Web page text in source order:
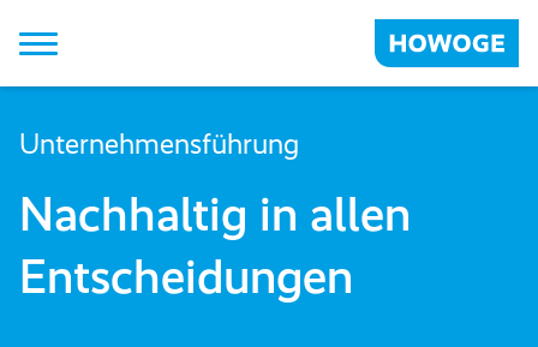
Strategie
Unternehmensführung
Unternehmensführung
Nachhaltig in allen
Entscheidungen